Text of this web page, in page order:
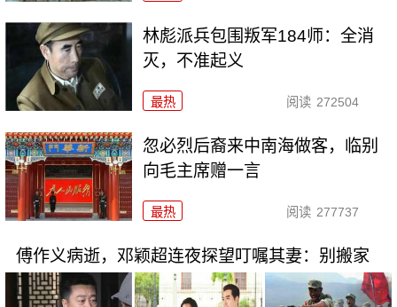
林彪派兵包围叛军184师：全消
灭，不准起义
最热 阅读 272504
忽必烈后裔来中南海做客，临别
向毛主席赠一言
最热 阅读 277737
傅作义病逝，邓颖超连夜探望叮嘱其妻：别搬家